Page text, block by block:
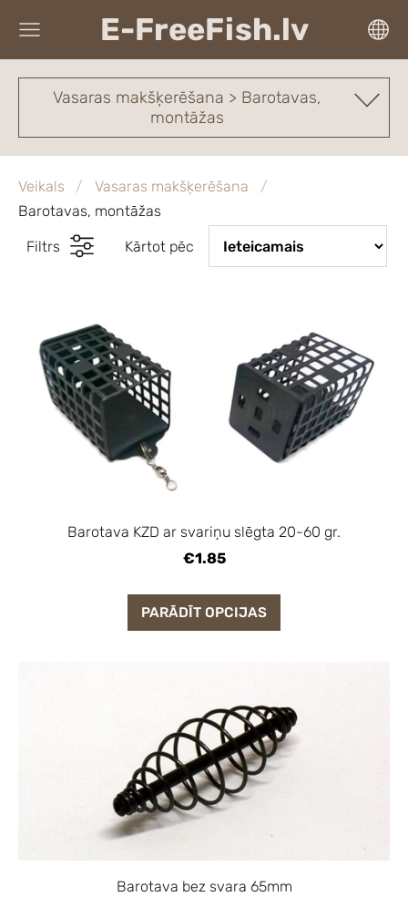
E-FreeFish.lv
Vasaras makšķerēšana > Barotavas,
montāžas
Veikals
Vasaras makšķerēšana
Barotavas, montāžas
Filtrs Kārtot pēc
Barotava KZD ar svariņu slēgta 20-60 gr.
€1.85
PARĀDĪT OPCIJAS
Barotava bez svara 65mm